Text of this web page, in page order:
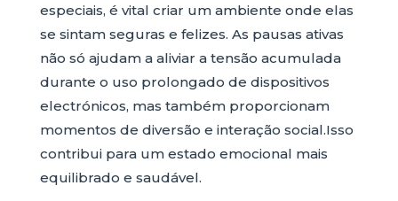
especiais, é vital criar um ambiente onde elas
se sintam seguras e felizes. As pausas ativas
não só ajudam a aliviar a tensão acumulada
durante o uso prolongado de dispositivos
electrónicos, mas também proporcionam
momentos de diversão e interação social.Isso
contribui para um estado emocional mais
equilibrado e saudável.